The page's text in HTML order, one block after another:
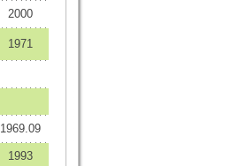
2000
1971
1969.09
1993